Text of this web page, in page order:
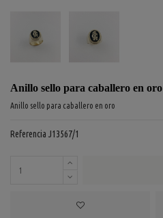
Anillo sello para caballero en oro
Anillo sello para caballero en oro
Referencia J13567/1